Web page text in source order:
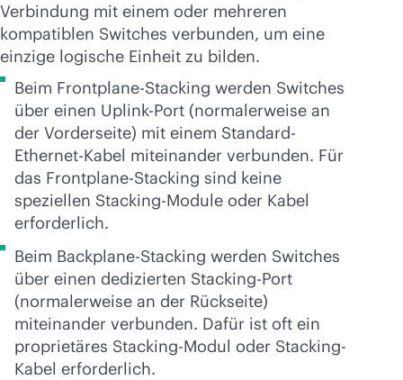
Verbindung mit einem oder mehreren
kompatiblen Switches verbunden, um eine
einzige logische Einheit zu bilden.
Beim Frontplane-Stacking werden Switches
über einen Uplink-Port (normalerweise an
der Vorderseite) mit einem Standard-
Ethernet-Kabel miteinander verbunden. Für
das Frontplane-Stacking sind keine
speziellen Stacking-Module oder Kabel
erforderlich.
Beim Backplane-Stacking werden Switches
über einen dedizierten Stacking-Port
(normalerweise an der Rückseite)
miteinander verbunden. Dafür ist oft ein
proprietäres Stacking-Modul oder Stacking-
Kabel erforderlich.